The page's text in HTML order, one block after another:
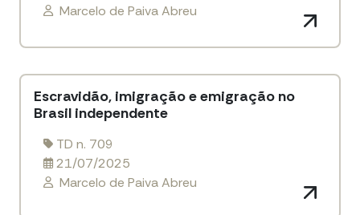
Marcelo de Paiva Abreu
Escravidão, imigração e emigração no
Brasil independente
TD n. 709
21/07/2025
Marcelo de Paiva Abreu